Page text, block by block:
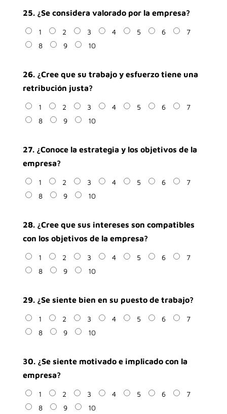
25. ¿Se considera valorado por la empresa?
1 2 3 4 5 6
7
8
9 10
26. ¿Cree que su trabajo y esfuerzo tiene una
retribución justa?
1 2 3 4 5 6
7
8
9 10
27. ¿Conoce la estrategia y los objetivos de la
empresa?
1 2 3 4 5 6
7
8
9 10
28. ¿Cree que sus intereses son compatibles
con los objetivos de la empresa?
1 2 3 4 5 6
7
8
9 10
29. ¿Se siente bien en su puesto de trabajo?
1 2 3 4 5 6
7
8
9 10
30. ¿Se siente motivado e implicado con la
empresa?
1 2 3 4 5 6
7
8
9 10